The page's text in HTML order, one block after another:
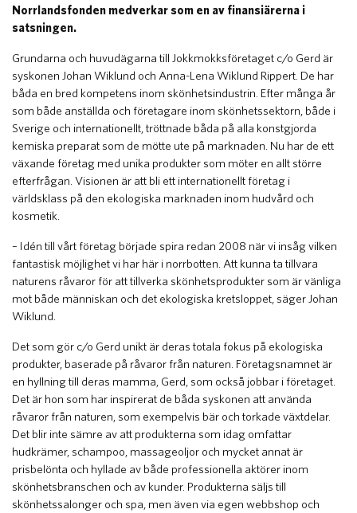
Norrlandsfonden medverkar som en av finansiärerna i
satsningen.
Grundarna och huvudägarna till Jokkmokksföretaget c/o Gerd är
syskonen Johan Wiklund och Anna-Lena Wiklund Rippert. De har
båda en bred kompetens inom skönhetsindustrin. Efter många år
som både anställda och företagare inom skönhetssektorn, både i
Sverige och internationellt, tröttnade båda på alla konstgjorda
kemiska preparat som de mötte ute på marknaden. Nu har de ett
växande företag med unika produkter som möter en allt större
efterfrågan. Visionen är att bli ett internationellt företag i
världsklass på den ekologiska marknaden inom hudvård och
kosmetik.
– Idén till vårt företag började spira redan 2008 när vi insåg vilken
fantastisk möjlighet vi har här i norrbotten. Att kunna ta tillvara
naturens råvaror för att tillverka skönhetsprodukter som är vänliga
mot både människan och det ekologiska kretsloppet, säger Johan
Wiklund.
Det som gör c/o Gerd unikt är deras totala fokus på ekologiska
produkter, baserade på råvaror från naturen. Företagsnamnet är
en hyllning till deras mamma, Gerd, som också jobbar i företaget.
Det är hon som har inspirerat de båda syskonen att använda
råvaror från naturen, som exempelvis bär och torkade växtdelar.
Det blir inte sämre av att produkterna som idag omfattar
hudkrämer, schampoo, massageoljor och mycket annat är
prisbelönta och hyllade av både professionella aktörer inom
skönhetsbranschen och av kunder. Produkterna säljs till
skönhetssalonger och spa, men även via egen webbshop och